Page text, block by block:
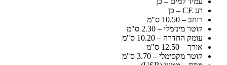
תג CE – כן
רוחב – 10.50 ס"מ
קוטר מינימלי – 2.30 ס"מ
עומק החדרה – 10.20 ס"מ
אורך – 12.50 ס"מ
קוטר מקסימלי – 3.70 ס"מ